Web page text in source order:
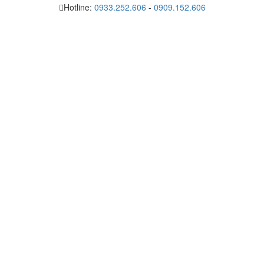
Hotline: 0933.252.606 - 0909.152.606